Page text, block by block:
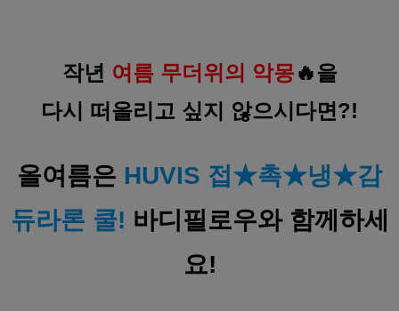
작년 여름 무더위의 악몽🔥을
다시 떠올리고 싶지 않으시다면?!
올여름은 HUVIS 접★촉★냉★감
듀라론 쿨! 바디필로우와 함께하세
요!